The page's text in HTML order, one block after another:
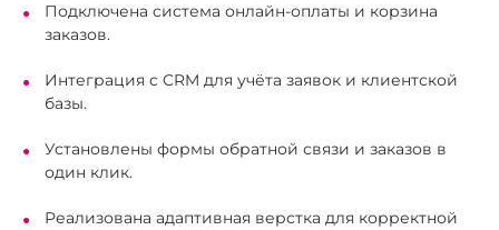
Подключена система онлайн-оплаты и корзина
заказов.
Интеграция с CRM для учёта заявок и клиентской
базы.
Установлены формы обратной связи и заказов в
один клик.
Реализована адаптивная верстка для корректной